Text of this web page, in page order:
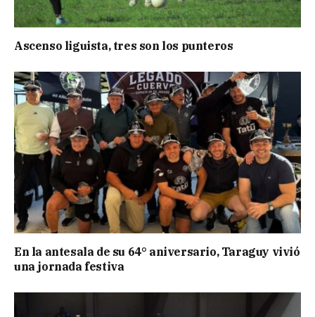
Ascenso liguista, tres son los punteros
En la antesala de su 64° aniversario, Taraguy vivió
una jornada festiva